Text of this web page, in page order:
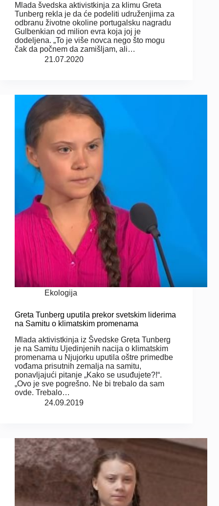
Mlada švedska aktivistkinja za klimu Greta
Tunberg rekla je da će podeliti udruženjima za
odbranu životne okoline portugalsku nagradu
Gulbenkian od milion evra koja joj je
dodeljena. „To je više novca nego što mogu
čak da počnem da zamišljam, ali…
21.07.2020
Ekologija
Greta Tunberg uputila prekor svetskim liderima
na Samitu o klimatskim promenama
Mlada aktivistkinja iz Švedske Greta Tunberg
je na Samitu Ujedinjenih nacija o klimatskim
promenama u Njujorku uputila oštre primedbe
vođama prisutnih zemalja na samitu,
ponavljajući pitanje „Kako se usuđujete?!“.
„Ovo je sve pogrešno. Ne bi trebalo da sam
ovde. Trebalo…
24.09.2019